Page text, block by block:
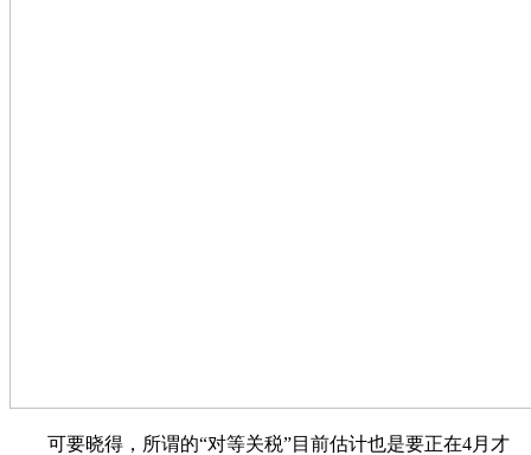
可要晓得，所谓的“对等关税”目前估计也是要正在4月才